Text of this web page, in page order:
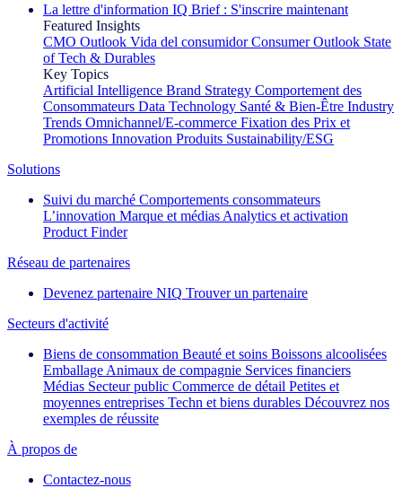
La lettre d'information IQ Brief : S'inscrire maintenant
Featured Insights
CMO Outlook Vida del consumidor Consumer Outlook State
of Tech & Durables
Key Topics
Artificial Intelligence Brand Strategy Comportement des
Consommateurs Data Technology Santé & Bien-Être Industry
Trends Omnichannel/E-commerce Fixation des Prix et
Promotions Innovation Produits Sustainability/ESG
Solutions
Suivi du marché Comportements consommateurs
L’innovation Marque et médias Analytics et activation
Product Finder
Réseau de partenaires
Devenez partenaire NIQ Trouver un partenaire
Secteurs d'activité
Biens de consommation Beauté et soins Boissons alcoolisées
Emballage Animaux de compagnie Services financiers
Médias Secteur public Commerce de détail Petites et
moyennes entreprises Techn et biens durables Découvrez nos
exemples de réussite
À propos de
Contactez-nous